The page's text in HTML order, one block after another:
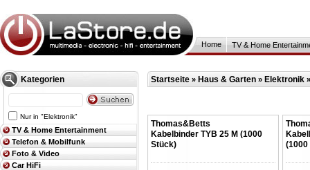
Home TV & Home
Kategorien
Nur in "Elektronik"
TV & Home Entertainment
Telefon & Mobilfunk
Foto & Video
Car HiFi
Startseite » Haus & Garten » Elektronik »
Thomas&Betts
Kabelbinder TYB 25 M (1000
Stück)